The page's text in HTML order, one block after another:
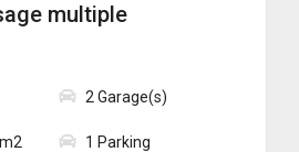
multiple
2 Garage(s)
1 Parking